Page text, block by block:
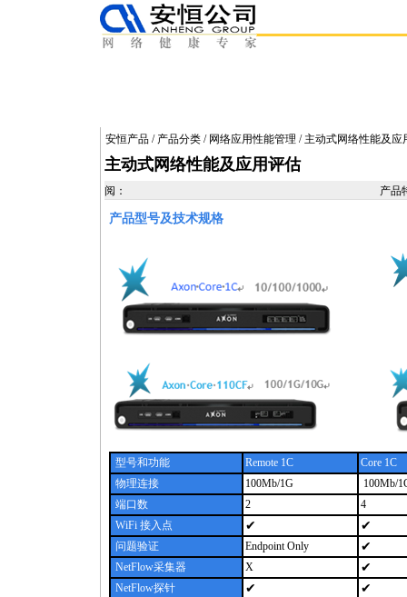
安恒产品 / 产品分类 / 网络应用性能管理 / 主动式网络性能及应
主动式网络性能及应用评估
阅： 产品
产品型号及技术规格
型号和功能 Remote 1C Core 1C
物理连接
100Mb/1G
100Mb/
端口数
2
4
WiFi 接入点
✔ ✔
问题验证 Endpoint Only ✔
NetFlow采集器 X ✔
NetFlow探针 ✔ ✔